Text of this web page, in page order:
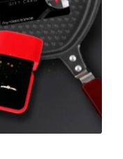
אחסון למטבח
סכינים
אפייה
קפה ותה
גיפט קארד
כלי בית
המותגים שלנו